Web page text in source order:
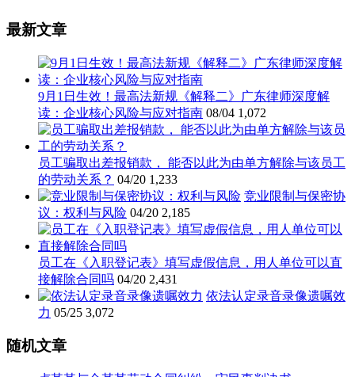
最新文章
9月1日生效！最高法新规《解释二》广东律师深度解
读：企业核心风险与应对指南 08/04 1,072
员工骗取出差报销款， 能否以此为由单方解除与该员工
的劳动关系？ 04/20 1,233
竞业限制与保密协
议：权利与风险 04/20 2,185
员工在《入职登记表》填写虚假信息，用人单位可以直
接解除合同吗 04/20 2,431
依法认定录音录像遗嘱效
力 05/25 3,072
随机文章